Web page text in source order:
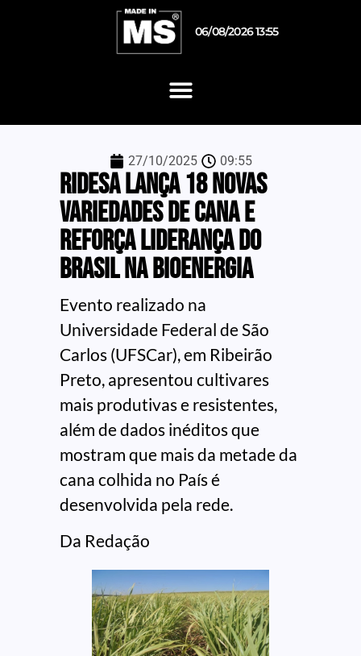
06/08/2026 13:55
27/10/2025 09:55
Ridesa lança 18 novas
variedades de cana e
reforça liderança do
Brasil na bioenergia
Evento realizado na
Universidade Federal de São
Carlos (UFSCar), em Ribeirão
Preto, apresentou cultivares
mais produtivas e resistentes,
além de dados inéditos que
mostram que mais da metade da
cana colhida no País é
desenvolvida pela rede.
Da Redação